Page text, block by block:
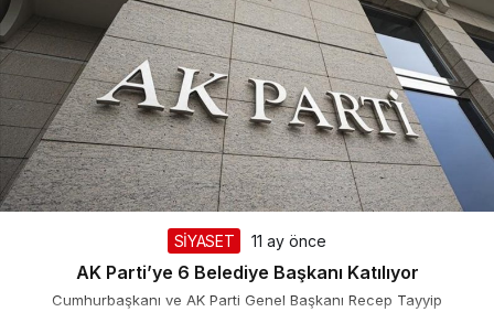
SİYASET 11 ay önce
AK Parti’ye 6 Belediye Başkanı Katılıyor
Cumhurbaşkanı ve AK Parti Genel Başkanı Recep Tayyip